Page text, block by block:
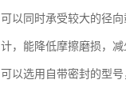
可以同时承受较大的径
计，能降低摩擦磨损，
可以选用自带密封的型